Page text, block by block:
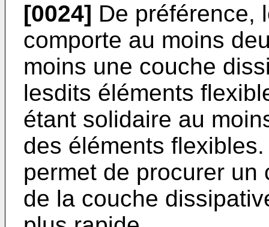
[0024] De préférence,
comporte au moins
moins une couche
lesdits éléments
étant solidaire au
des éléments
permet de procurer
de la couche